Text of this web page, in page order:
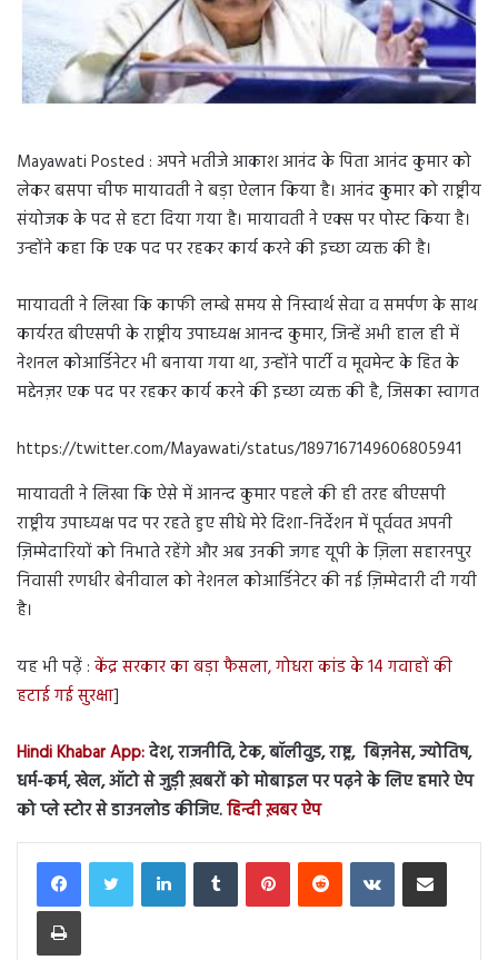
Mayawati Posted : अपने भतीजे आकाश आनंद के पिता आनंद कुमार को
लेकर बसपा चीफ मायावती ने बड़ा ऐलान किया है। आनंद कुमार को राष्ट्रीय
संयोजक के पद से हटा दिया गया है। मायावती ने एक्स पर पोस्ट किया है।
उन्होंने कहा कि एक पद पर रहकर कार्य करने की इच्छा व्यक्त की है।
मायावती ने लिखा कि काफी लम्बे समय से निस्वार्थ सेवा व समर्पण के साथ
कार्यरत बीएसपी के राष्ट्रीय उपाध्यक्ष आनन्द कुमार, जिन्हें अभी हाल ही में
नेशनल कोआर्डिनेटर भी बनाया गया था, उन्होंने पार्टी व मूवमेन्ट के हित के
मद्देनज़र एक पद पर रहकर कार्य करने की इच्छा व्यक्त की है, जिसका स्वागत
https://twitter.com/Mayawati/status/1897167149606805941
मायावती ने लिखा कि ऐसे में आनन्द कुमार पहले की ही तरह बीएसपी
राष्ट्रीय उपाध्यक्ष पद पर रहते हुए सीधे मेरे दिशा-निर्देशन में पूर्ववत अपनी
ज़िम्मेदारियों को निभाते रहेंगे और अब उनकी जगह यूपी के ज़िला सहारनपुर
निवासी रणधीर बेनीवाल को नेशनल कोआर्डिनेटर की नई ज़िम्मेदारी दी गयी
है।
यह भी पढ़ें : केंद्र सरकार का बड़ा फैसला, गोधरा कांड के 14 गवाहों की
हटाई गई सुरक्षा]
Hindi Khabar App:देश, राजनीति, टेक, बॉलीवुड, राष्ट्र, बिज़नेस, ज्योतिष,
धर्म-कर्म, खेल, ऑटो से जुड़ी ख़बरों को मोबाइल पर पढ़ने के लिए हमारे ऐप
को प्ले स्टोर से डाउनलोड कीजिए.हिन्दी ख़बर ऐप
LinkedInTumblr PinterestReddit VKontakteShare via Email
Print